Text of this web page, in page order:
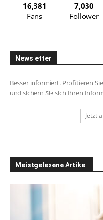
16,381
Fans
7,030
Follower
Newsletter
Besser informiert. Profitieren
und sichern Sie sich Ihren
Jetzt
Meistgelesene Artikel